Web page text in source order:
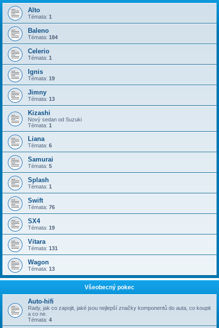
Alto
Témata: 1
Baleno
Témata: 184
Celerio
Témata: 1
Ignis
Témata: 19
Jimny
Témata: 13
Kizashi
Nový sedan od Suzuki
Témata: 1
Liana
Témata: 6
Samurai
Témata: 5
Splash
Témata: 1
Swift
Témata: 76
SX4
Témata: 19
Vitara
Témata: 131
Wagon
Témata: 13
Všeobecný pokec
Auto-hifi
Rady, jak co zapojit, jaké jsou nejlepší značky komponentů do auta, co koupit
a co ne.
Témata: 4